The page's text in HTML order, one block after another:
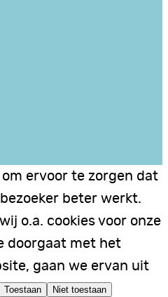
ervoor te zorgen dat
beter werkt.
o.a. cookies voor onze
doorgaat met het
gaan we ervan uit
Toestaan Niet toestaan